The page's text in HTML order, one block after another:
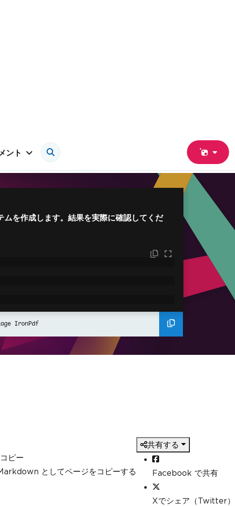
ント
ムを作成します。結果を実際に確認してくだ
for the PDF document
GetHtmlContent
ChromePdfRenderer();
file
IronPdf
ピー
としてページをコピーする
共有する
Facebook で共有
Xでシェア（Twitter）